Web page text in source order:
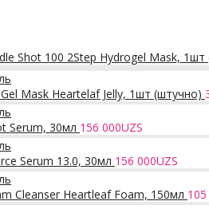
Shot 100 2Step Hydrogel Mask,
Mask Heartelaf Jelly, 1шт (штучно)
Serum, 30мл 156 000UZS
Serum 13.0, 30мл 156 000UZS
Cleanser Heartleaf Foam, 150мл